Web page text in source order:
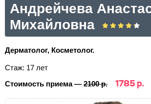
Андрейчева
Михайловна
Дерматолог, Косметолог.
Стаж: 17 лет
Стоимость приема — 2100 р. 1785 р.